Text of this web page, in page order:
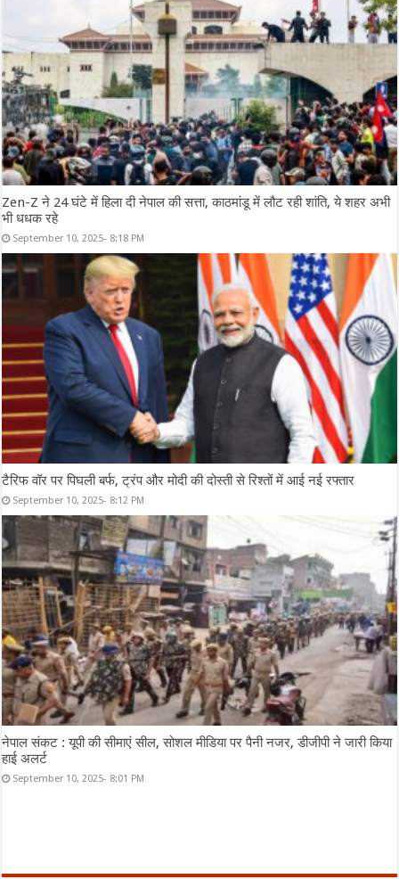
Zen-Z ने 24 घंटे में हिला दी नेपाल की सत्ता, काठमांडू में लौट रही शांति, ये शहर अभी
भी धधक रहे
September 10, 2025- 8:18 PM
टैरिफ वॉर पर पिघली बर्फ, ट्रंप और मोदी की दोस्ती से रिश्तों में आई नई रफ्तार
September 10, 2025- 8:12 PM
नेपाल संकट : यूपी की सीमाएं सील, सोशल मीडिया पर पैनी नजर, डीजीपी ने जारी किया
हाई अलर्ट
September 10, 2025- 8:01 PM